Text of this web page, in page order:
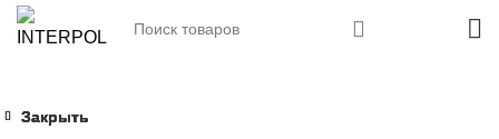
Закрыть
Закрыть
Закрыть
Закрыть